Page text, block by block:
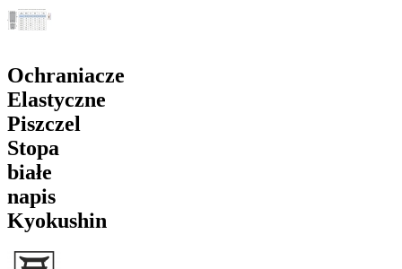
Ochraniacze
Elastyczne
Piszczel
Stopa
białe
napis
Kyokushin